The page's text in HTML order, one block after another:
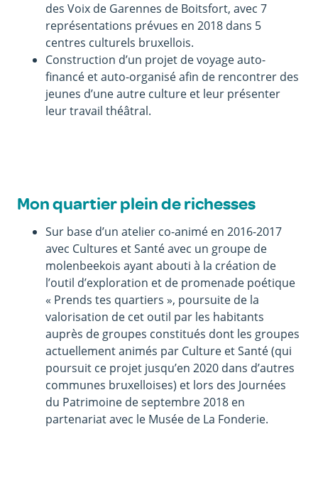
des Voix de Garennes de Boitsfort, avec 7
représentations prévues en 2018 dans 5
centres culturels bruxellois.
Construction d’un projet de voyage auto-
financé et auto-organisé afin de rencontrer des
jeunes d’une autre culture et leur présenter
leur travail théâtral.
Mon quartier plein de richesses
Sur base d’un atelier co-animé en 2016-2017
avec Cultures et Santé avec un groupe de
molenbeekois ayant abouti à la création de
l’outil d’exploration et de promenade poétique
« Prends tes quartiers », poursuite de la
valorisation de cet outil par les habitants
auprès de groupes constitués dont les groupes
actuellement animés par Culture et Santé (qui
poursuit ce projet jusqu’en 2020 dans d’autres
communes bruxelloises) et lors des Journées
du Patrimoine de septembre 2018 en
partenariat avec le Musée de La Fonderie.